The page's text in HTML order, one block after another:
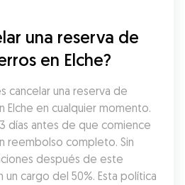
una reserva de
en Elche?
cancelar una reserva de
Elche en cualquier momento.
días antes de que comience
reembolso completo. Sin
después de este
cargo del 50%. Esta política